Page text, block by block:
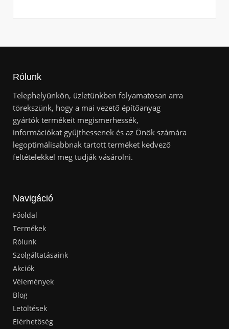
Rólunk
Telephelyünkön, üzletünkben folyamatosan arra
törekszünk, hogy a mai vezető építőanyag
gyártók termékeit megismerhessék,
információkat gyűjthessenek és az Önök számára
legoptimálisabbnak tartott terméket kedvező
feltételekkel meg tudják vásárolni.
Navigáció
Főoldal
Termékek
Rólunk
Szolgáltatásaink
Akciók
Vélemények
Blog
Letöltések
Elérhetőség